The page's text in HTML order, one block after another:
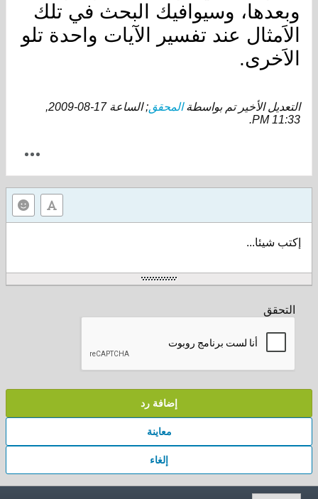
وبعدها، وسيوافيك البحث في تلك
الاَمثال عند تفسير الآيات واحدة تلو
الاَخرى.
التعديل الأخير تم بواسطةالمحقق; الساعة
17-08-2009,
11:33 PM
.
إكتب شيئا...
التحقق
إضافة رد
معاينة
إلغاء